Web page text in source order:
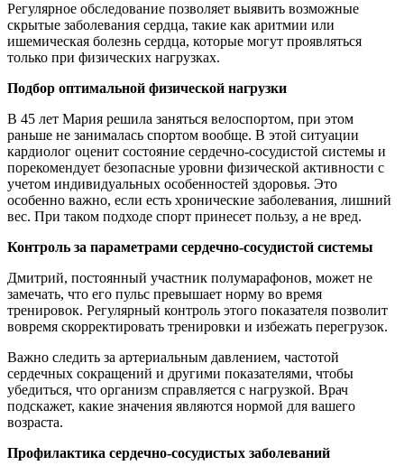
Регулярное обследование позволяет выявить возможные
скрытые заболевания сердца, такие как аритмии или
ишемическая болезнь сердца, которые могут проявляться
только при физических нагрузках.
Подбор оптимальной физической нагрузки
В 45 лет Мария решила заняться велоспортом, при этом
раньше не занималась спортом вообще. В этой ситуации
кардиолог оценит состояние сердечно-сосудистой системы и
порекомендует безопасные уровни физической активности с
учетом индивидуальных особенностей здоровья. Это
особенно важно, если есть хронические заболевания, лишний
вес. При таком подходе спорт принесет пользу, а не вред.
Контроль за параметрами сердечно-сосудистой системы
Дмитрий, постоянный участник полумарафонов, может не
замечать, что его пульс превышает норму во время
тренировок. Регулярный контроль этого показателя позволит
вовремя скорректировать тренировки и избежать перегрузок.
Важно следить за артериальным давлением, частотой
сердечных сокращений и другими показателями, чтобы
убедиться, что организм справляется с нагрузкой. Врач
подскажет, какие значения являются нормой для вашего
возраста.
Профилактика сердечно-сосудистых заболеваний